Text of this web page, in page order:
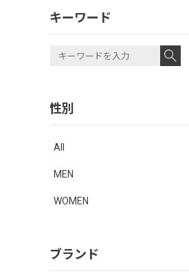
キーワード
性別
All
MEN
WOMEN
ブランド